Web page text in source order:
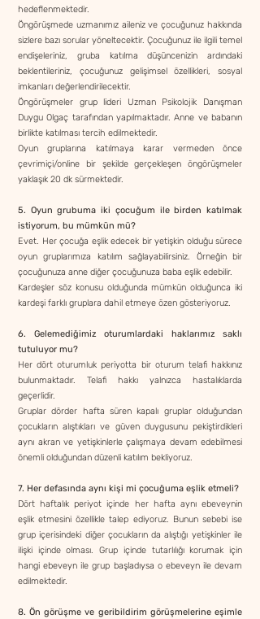
hedeflenmektedir.
Öngörüşmede uzmanımız aileniz ve çocuğunuz hakkında
sizlere bazı sorular yöneltecektir. Çocuğunuz ile ilgili temel
endişeleriniz, gruba katılma düşüncenizin ardındaki
beklentileriniz, çocuğunuz gelişimsel özellikleri, sosyal
imkanları değerlendirilecektir.
Öngörüşmeler grup lideri Uzman Psikolojik Danışman
Duygu Olgaç tarafından yapılmaktadır. Anne ve babanın
birlikte katılması tercih edilmektedir.
Oyun gruplarına katılmaya karar vermeden önce
çevrimiçi/online bir şekilde gerçekleşen öngörüşmeler
yaklaşık 20 dk sürmektedir.
5. Oyun grubuma iki çocuğum ile birden katılmak
istiyorum, bu mümkün mü?
Evet. Her çocuğa eşlik edecek bir yetişkin olduğu sürece
oyun gruplarımıza katılım sağlayabilirsiniz. Örneğin bir
çocuğunuza anne diğer çocuğunuza baba eşlik edebilir.
Kardeşler söz konusu olduğunda mümkün olduğunca iki
kardeşi farklı gruplara dahil etmeye özen gösteriyoruz.
6. Gelemediğimiz oturumlardaki haklarımız saklı
tutuluyor mu?
Her dört oturumluk periyotta bir oturum telafi hakkınız
bulunmaktadır. Telafi hakkı yalnızca hastalıklarda
geçerlidir.
Gruplar dörder hafta süren kapalı gruplar olduğundan
çocukların alıştıkları ve güven duygusunu pekiştirdikleri
aynı akran ve yetişkinlerle çalışmaya devam edebilmesi
önemli olduğundan düzenli katılım bekliyoruz.
7. Her defasında aynı kişi mi çocuğuma eşlik etmeli?
Dört haftalık periyot içinde her hafta aynı ebeveynin
eşlik etmesini özellikle talep ediyoruz. Bunun sebebi ise
grup içerisindeki diğer çocukların da alıştığı yetişkinler ile
ilişki içinde olması. Grup içinde tutarlılığı korumak için
hangi ebeveyn ile grup başladıysa o ebeveyn ile devam
edilmektedir.
8. Ön görüşme ve geribildirim görüşmelerine eşimle